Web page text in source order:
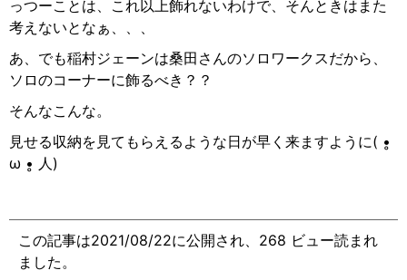
っつーことは、これ以上飾れないわけで、そんときはまた
考えないとなぁ、、、
あ、でも稲村ジェーンは桑田さんのソロワークスだから、
ソロのコーナーに飾るべき？？
そんなこんな。
見せる収納を見てもらえるような日が早く来ますように( •̥
ω •̥ 人 )
この記事は2021/08/22に公開され、268 ビュー読まれ
ました。